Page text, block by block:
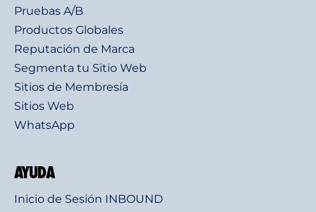
Pruebas A/B
Productos Globales
Reputación de Marca
Segmenta tu Sitio Web
Sitios de Membresía
Sitios Web
WhatsApp
AYUDA
Inicio de Sesión INBOUND